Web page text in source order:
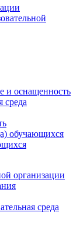
и оснащенность
среда
обучающихся
организации
среда